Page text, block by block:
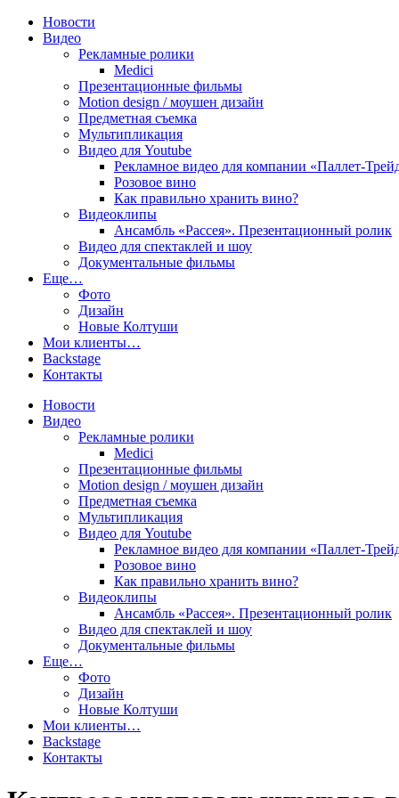
film10.ru
Новости
Видео
Рекламные ролики
Medici
Презентационные фильмы
Motion design / моушен дизайн
Предметная съемка
Мультипликация
Видео для Youtube
Рекламное видео для компании «Паллет-
Розовое вино
Как правильно хранить вино?
Видеоклипы
Ансамбль «Рассея». Презентационный ролик
Видео для спектаклей и шоу
Документальные фильмы
Еще…
Фото
Дизайн
Новые Колтуши
Мои клиенты…
Backstage
Контакты
Новости
Видео
Рекламные ролики
Medici
Презентационные фильмы
Motion design / моушен дизайн
Предметная съемка
Мультипликация
Видео для Youtube
Рекламное видео для компании «Паллет-
Розовое вино
Как правильно хранить вино?
Видеоклипы
Ансамбль «Рассея». Презентационный ролик
Видео для спектаклей и шоу
Документальные фильмы
Еще…
Фото
Дизайн
Новые Колтуши
Мои клиенты…
Backstage
Контакты